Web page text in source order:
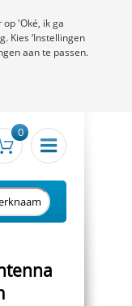
0
'Oké, ik ga
Kies ‘Instellingen
aan te passen.